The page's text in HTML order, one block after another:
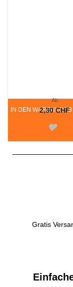
IN DEN WARENKORB
Ab
2,30 CHF
Gratis